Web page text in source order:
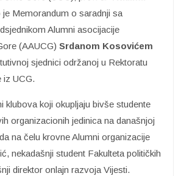
je Memorandum o saradnji sa
Alumni asocijacije
(AAUCG) Srdanom Kosovićem
sjednici održanoj u Rektoratu
iz UCG.
klubova koji okupljaju bivše studente
organizacionih jedinica na današnjoj
na čelu krovne Alumni organizacije
nekadašnji student Fakulteta političkih
direktor onlajn razvoja Vijesti.